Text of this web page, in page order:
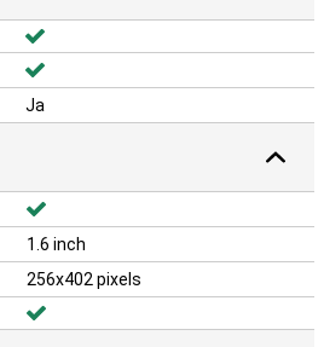
Ja
1.6 inch
256x402 pixels